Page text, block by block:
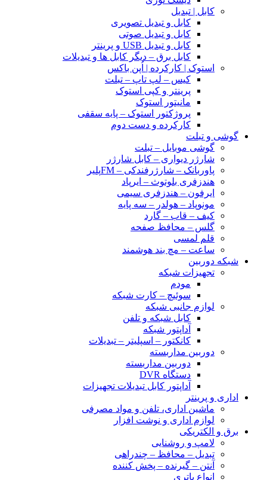
کابل | تبدیل
کابل و تبدیل تصویری
کابل و تبدیل صوتی
کابل و تبدیل USB و پرینتر
کابل برق – دیگر کابل ها و تبدیلات
استوک | کارکرده | اُپن باکس
کیس – لپ تاپ – تبلت
پرینتر و کپی استوک
مانیتور استوک
پروژکتور استوک – پایه سقفی
کارکرده و دست دوم
گوشی و تبلت
گوشی موبایل – تبلت
شارژر دیواری – کابل شارژر
پاوربانک – شارژرفندکی – FMپلیر
هندزفری بلوتوث – ایرپاد
ایرفون – هندزفری سیمی
مونوپاد – هولدر – سه پایه
کیف – قاب – گارد
گلس – محافظ صفحه
قلم لمسی
ساعت – مچ بند هوشمند
شبکه دوربین
تجهیزات شبکه
مودم
سوئیچ – کارت شبکه
لوازم جانبی شبکه
کابل شبکه و تلفن
آداپتور شبکه
کانکتور – اسپلیتر – تبدیلات
دوربین مداربسته
دوربین مداربسته
دستگاه DVR
آداپتور کابل تبدیلات تجهیزات
اداری و پرینتر
ماشین اداری، تلفن و مواد مصرفی
لوازم اداری و نوشت افزار
برق و الکتریکی
لامپ و روشنایی
تبدیل – محافظ – چندراهی
آنتن – گیرنده – پخش کننده
انواع باتری